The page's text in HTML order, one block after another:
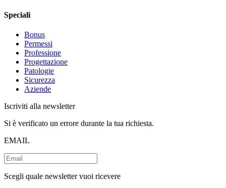
Speciali
Bonus
Permessi
Professione
Progettazione
Patologie
Sicurezza
Aziende
Iscriviti alla newsletter
Si è verificato un errore durante la tua richiesta.
EMAIL
Scegli quale newsletter vuoi ricevere